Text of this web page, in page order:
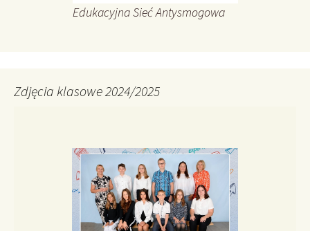
Edukacyjna Sieć Antysmogowa
Zdjęcia klasowe 2024/2025